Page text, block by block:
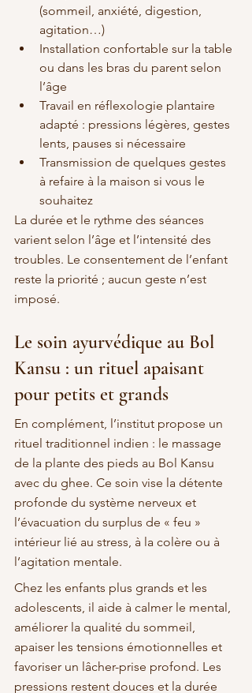
(sommeil, anxiété, digestion,
agitation…)
Installation confortable sur la table
ou dans les bras du parent selon
l’âge
Travail en réflexologie plantaire
adapté : pressions légères, gestes
lents, pauses si nécessaire
Transmission de quelques gestes
à refaire à la maison si vous le
souhaitez
La durée et le rythme des séances
varient selon l’âge et l’intensité des
troubles. Le consentement de l’enfant
reste la priorité ; aucun geste n’est
imposé.
Le soin ayurvédique au Bol
Kansu : un rituel apaisant
pour petits et grands
En complément, l’institut propose un
rituel traditionnel indien : le massage
de la plante des pieds au Bol Kansu
avec du ghee. Ce soin vise la détente
profonde du système nerveux et
l’évacuation du surplus de « feu »
intérieur lié au stress, à la colère ou à
l’agitation mentale.
Chez les enfants plus grands et les
adolescents, il aide à calmer le mental,
améliorer la qualité du sommeil,
apaiser les tensions émotionnelles et
favoriser un lâcher-prise profond. Les
pressions restent douces et la durée